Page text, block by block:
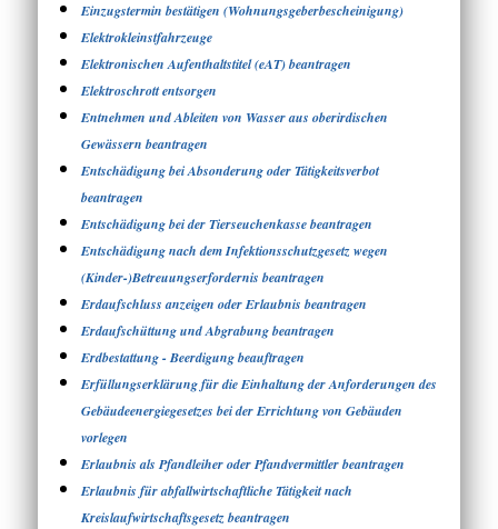
Einzugstermin bestätigen (Wohnungsgeberbescheinigung)
Elektrokleinstfahrzeuge
Elektronischen Aufenthaltstitel (eAT) beantragen
Elektroschrott entsorgen
Entnehmen und Ableiten von Wasser aus oberirdischen
Gewässern beantragen
Entschädigung bei Absonderung oder Tätigkeitsverbot
beantragen
Entschädigung bei der Tierseuchenkasse beantragen
Entschädigung nach dem Infektionsschutzgesetz wegen
(Kinder-)Betreuungserfordernis beantragen
Erdaufschluss anzeigen oder Erlaubnis beantragen
Erdaufschüttung und Abgrabung beantragen
Erdbestattung - Beerdigung beauftragen
Erfüllungserklärung für die Einhaltung der Anforderungen des
Gebäudeenergiegesetzes bei der Errichtung von Gebäuden
vorlegen
Erlaubnis als Pfandleiher oder Pfandvermittler beantragen
Erlaubnis für abfallwirtschaftliche Tätigkeit nach
Kreislaufwirtschaftsgesetz beantragen